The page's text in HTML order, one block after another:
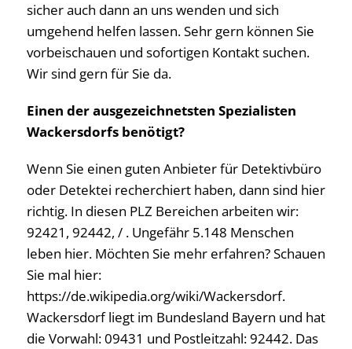
sicher auch dann an uns wenden und sich
umgehend helfen lassen. Sehr gern können Sie
vorbeischauen und sofortigen Kontakt suchen.
Wir sind gern für Sie da.
Einen der ausgezeichnetsten Spezialisten
Wackersdorfs benötigt?
Wenn Sie einen guten Anbieter für Detektivbüro
oder Detektei recherchiert haben, dann sind hier
richtig. In diesen PLZ Bereichen arbeiten wir:
92421, 92442, / . Ungefähr 5.148 Menschen
leben hier. Möchten Sie mehr erfahren? Schauen
Sie mal hier:
https://de.wikipedia.org/wiki/Wackersdorf.
Wackersdorf liegt im Bundesland Bayern und hat
die Vorwahl: 09431 und Postleitzahl: 92442. Das